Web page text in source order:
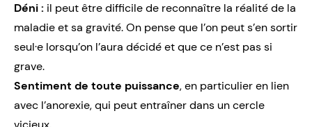
Déni : il peut être difficile de reconnaître la réalité de la
maladie et sa gravité. On pense que l’on peut s’en sortir
seul·e lorsqu’on l’aura décidé et que ce n’est pas si
grave.
Sentiment de toute puissance, en particulier en lien
avec l’anorexie, qui peut entraîner dans un cercle